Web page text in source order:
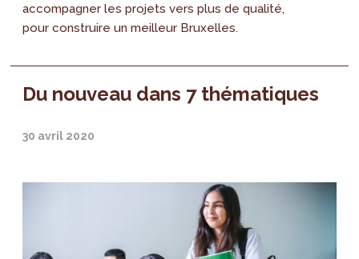
accompagner les projets vers plus de qualité,
pour construire un meilleur Bruxelles.
Du nouveau dans 7 thématiques
30 avril 2020